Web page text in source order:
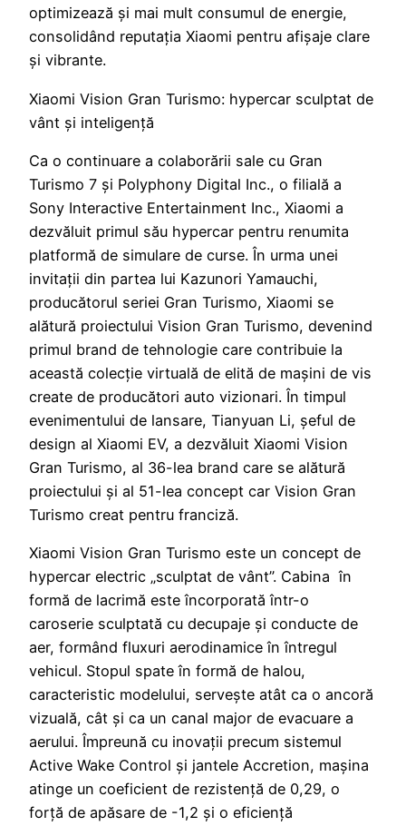
optimizează și mai mult consumul de energie,
consolidând reputația Xiaomi pentru afișaje clare
și vibrante.
Xiaomi Vision Gran Turismo: hypercar sculptat de
vânt și inteligență
Ca o continuare a colaborării sale cu Gran
Turismo 7 și Polyphony Digital Inc., o filială a
Sony Interactive Entertainment Inc., Xiaomi a
dezvăluit primul său hypercar pentru renumita
platformă de simulare de curse. În urma unei
invitații din partea lui Kazunori Yamauchi,
producătorul seriei Gran Turismo, Xiaomi se
alătură proiectului Vision Gran Turismo, devenind
primul brand de tehnologie care contribuie la
această colecție virtuală de elită de mașini de vis
create de producători auto vizionari. În timpul
evenimentului de lansare, Tianyuan Li, șeful de
design al Xiaomi EV, a dezvăluit Xiaomi Vision
Gran Turismo, al 36-lea brand care se alătură
proiectului și al 51-lea concept car Vision Gran
Turismo creat pentru franciză.
Xiaomi Vision Gran Turismo este un concept de
hypercar electric „sculptat de vânt”. Cabina în
formă de lacrimă este încorporată într-o
caroserie sculptată cu decupaje și conducte de
aer, formând fluxuri aerodinamice în întregul
vehicul. Stopul spate în formă de halou,
caracteristic modelului, servește atât ca o ancoră
vizuală, cât și ca un canal major de evacuare a
aerului. Împreună cu inovații precum sistemul
Active Wake Control și jantele Accretion, mașina
atinge un coeficient de rezistență de 0,29, o
forță de apăsare de -1,2 și o eficiență